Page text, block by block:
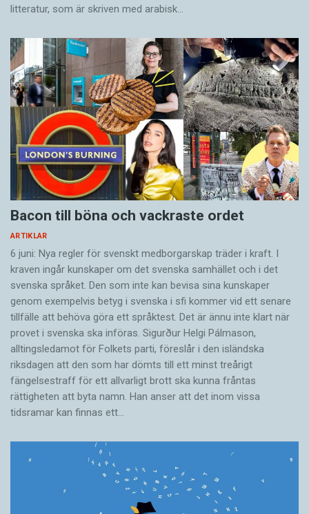
litteratur, som är skriven med arabisk…
Bacon till böna och vackraste ordet
ARTIKLAR
6 juni: Nya regler för svenskt medborgarskap träder i kraft. I
kraven ingår kunskaper om det svenska samhället och i det
svenska språket. Den som inte kan bevisa sina kunskaper
genom exempelvis betyg i svenska i sfi kommer vid ett senare
tillfälle att behöva göra ett språktest. Det är ännu inte klart när
provet i svenska ska införas. Sigurður Helgi Pálmason,
alltingsledamot för Folkets parti, föreslår i den isländska
riksdagen att den som har dömts till ett minst treårigt
fängelsestraff för ett allvarligt brott ska kunna fråntas
rättigheten att byta namn. Han anser att det inom vissa
tidsramar kan finnas ett…